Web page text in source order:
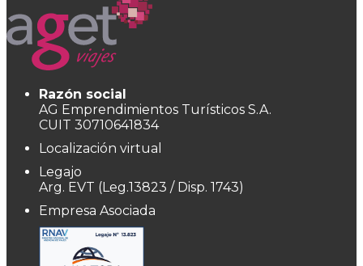
Razón social
AG Emprendimientos Turísticos S.A.
CUIT 30710641834
Localización virtual
Legajo
Arg. EVT (Leg.13823 / Disp. 1743)
Empresa Asociada